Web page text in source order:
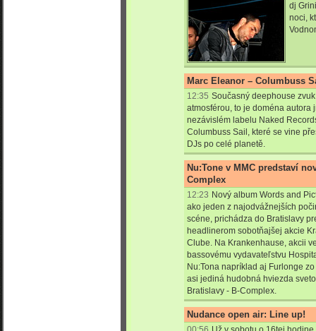
dj
noci,
Marc Eleanor – Columbuss
12:35 Současný deephouse
atmosférou, to je doména autora
nezávislém labelu Naked
Columbuss Sail, které se vine
DJs po celé planetě.
Nu:Tone v MMC predstaví
Complex
12:23 Nový album Words and
ako jeden z najodvážnejších
scéne, prichádza do Bratislavy
headlinerom sobotňajšej akcie
Clube. Na Krankenhause, akcii
bassovému vydavateľstvu
Nu:Tona napríklad aj Furlonge
asi jediná hudobná hviezda
Bratislavy - B-Complex.
Nudance open air: Line up!